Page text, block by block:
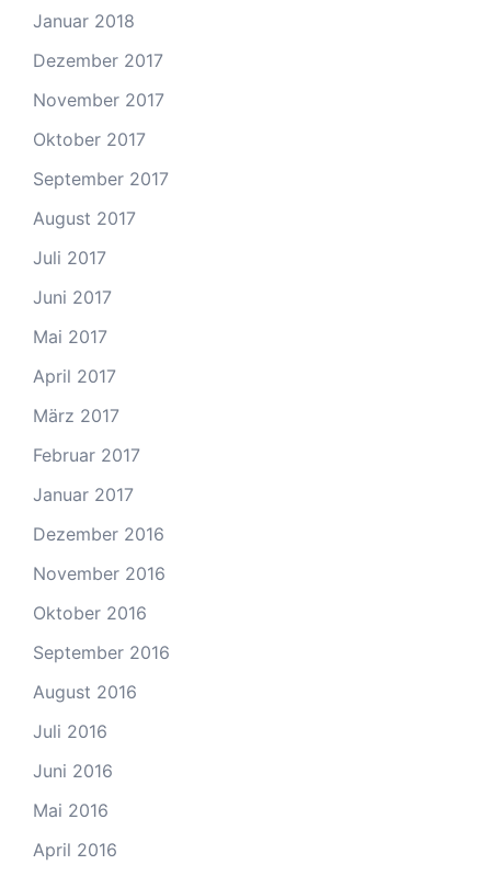
Januar 2018
Dezember 2017
November 2017
Oktober 2017
September 2017
August 2017
Juli 2017
Juni 2017
Mai 2017
April 2017
März 2017
Februar 2017
Januar 2017
Dezember 2016
November 2016
Oktober 2016
September 2016
August 2016
Juli 2016
Juni 2016
Mai 2016
April 2016